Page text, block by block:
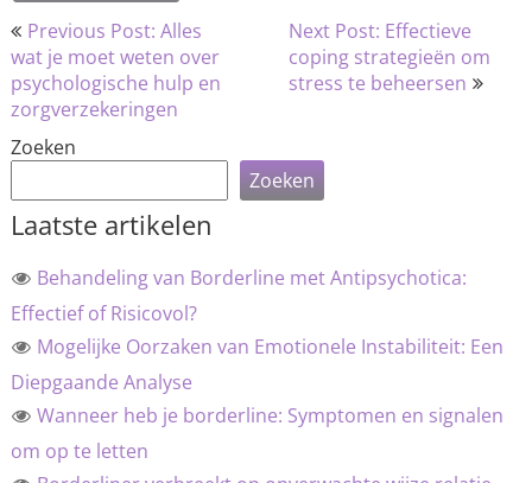
Bericht
navigatie
Previous Post: Alles
wat je moet weten over
psychologische hulp en
zorgverzekeringen
Next Post: Effectieve
coping strategieën om
stress te beheersen
Zoeken
Zoeken
Laatste artikelen
Behandeling van Borderline met Antipsychotica:
Effectief of Risicovol?
Mogelijke Oorzaken van Emotionele Instabiliteit: Een
Diepgaande Analyse
Wanneer heb je borderline: Symptomen en signalen
om op te letten